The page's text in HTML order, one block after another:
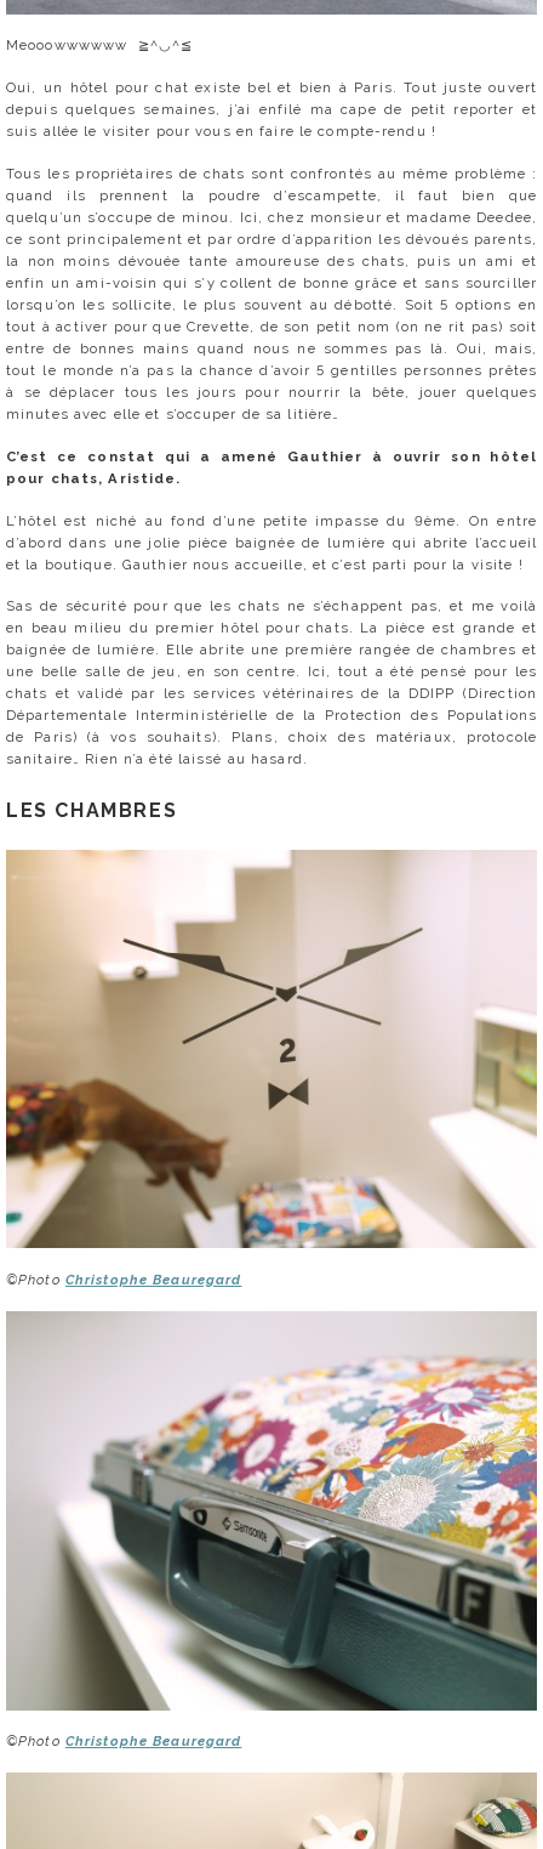
Meooowwwwww ≧^◡^≦
Oui, un hôtel pour chat existe bel et bien à Paris.Tout juste ouvert
depuis quelques semaines, j’ai enfilé ma cape de petit reporter et
suis allée le visiter pour vous en faire le compte-rendu !
Tous les propriétaires de chats sont confrontés au même problème :
quand ils prennent la poudre d’escampette, il faut bien que
quelqu’un s’occupe de minou. Ici, chez monsieur et madame Deedee,
ce sont principalement et par ordre d’apparition les dévoués parents,
la non moins dévouée tante amoureuse des chats, puis un ami et
enfin un ami-voisin qui s’y collent de bonne grâce et sans sourciller
lorsqu’on les sollicite, le plus souvent au débotté. Soit 5 options en
tout à activer pour que Crevette, de son petit nom (on ne rit pas) soit
entre de bonnes mains quand nous ne sommes pas là. Oui, mais,
tout le monde n’a pas la chance d’avoir 5 gentilles personnes prêtes
à se déplacer tous les jours pour nourrir la bête, jouer quelques
minutes avec elle et s’occuper de sa litière…
C’est ce constat qui a amené Gauthier à ouvrir son hôtel
pour chats, Aristide.
L’hôtel est niché au fond d’une petite impasse du 9ème. On entre
d’abord dans une jolie pièce baignée de lumière qui abrite l’accueil
et la boutique. Gauthier nous accueille, et c’est parti pour la visite !
Sas de sécurité pour que les chats ne s’échappent pas, et me voilà
en beau milieu du premier hôtel pour chats. La pièce est grande et
baignée de lumière. Elle abrite une première rangée de chambres et
une belle salle de jeu, en son centre. Ici, tout a été pensé pour les
chats et validé par les services vétérinaires de la DDIPP (Direction
Départementale Interministérielle de la Protection des Populations
de Paris) (à vos souhaits). Plans, choix des matériaux, protocole
sanitaire… Rien n’a été laissé au hasard.
LES CHAMBRES
©Photo Christophe Beauregard
©Photo Christophe Beauregard